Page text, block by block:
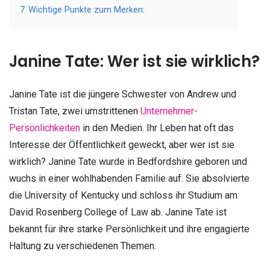
7 Wichtige Punkte zum Merken:
Janine Tate: Wer ist sie wirklich?
Janine Tate ist die jüngere Schwester von Andrew und
Tristan Tate, zwei umstrittenen Unternehmer-
Persönlichkeiten in den Medien. Ihr Leben hat oft das
Interesse der Öffentlichkeit geweckt, aber wer ist sie
wirklich? Janine Tate wurde in Bedfordshire geboren und
wuchs in einer wohlhabenden Familie auf. Sie absolvierte
die University of Kentucky und schloss ihr Studium am
David Rosenberg College of Law ab. Janine Tate ist
bekannt für ihre starke Persönlichkeit und ihre engagierte
Haltung zu verschiedenen Themen.